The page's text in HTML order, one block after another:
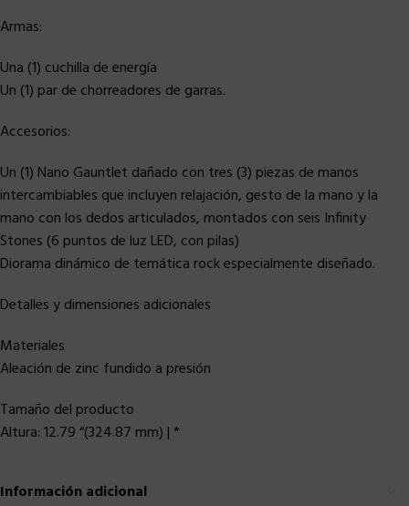
Armas:
Una (1) cuchilla de energía
Un (1) par de chorreadores de garras.
Accesorios:
Un (1) Nano Gauntlet dañado con tres (3) piezas de manos
intercambiables que incluyen relajación, gesto de la mano y la
mano con los dedos articulados, montados con seis Infinity
Stones (6 puntos de luz LED, con pilas)
Diorama dinámico de temática rock especialmente diseñado.
Detalles y dimensiones adicionales
Materiales
Aleación de zinc fundido a presión
Tamaño del producto
Altura: 12.79 “(324.87 mm) | *
Información adicional